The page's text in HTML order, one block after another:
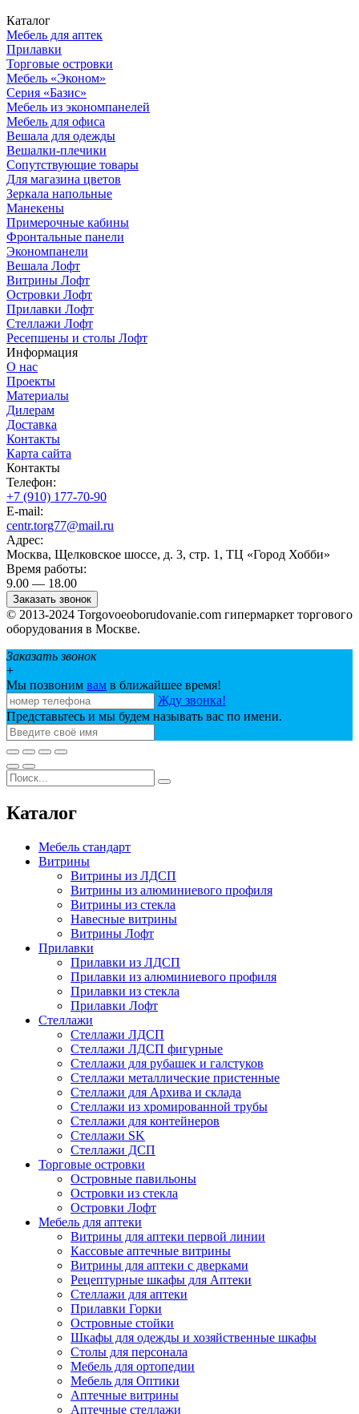
Каталог
Мебель для аптек
Прилавки
Торговые островки
Мебель «Эконом»
Серия «Базис»
Мебель из экономпанелей
Мебель для офиса
Вешала для одежды
Вешалки-плечики
Сопутствующие товары
Для магазина цветов
Зеркала напольные
Манекены
Примерочные кабины
Фронтальные панели
Экономпанели
Вешала Лофт
Витрины Лофт
Островки Лофт
Прилавки Лофт
Стеллажи Лофт
Ресепшены и столы Лофт
Информация
О нас
Проекты
Материалы
Дилерам
Доставка
Контакты
Карта сайта
Контакты
Телефон:
+7 (910) 177-70-90
E-mail:
centr.torg77@mail.ru
Адрес:
Москва, Щелковское шоссе, д. 3, стр. 1, ТЦ «Город Хобби»
Время работы:
9.00 — 18.00
Заказать звонок
© 2013-2024 Torgovoeoborudovanie.com гипермаркет торгового
оборудования в Москве.
Заказать звонок
+
Мы позвоним вам в ближайшее время!
Жду звонка!
Представьтесь и мы будем называть вас по имени.
Каталог
Мебель стандарт
Витрины
Витрины из ЛДСП
Витрины из алюминиевого профиля
Витрины из стекла
Навесные витрины
Витрины Лофт
Прилавки
Прилавки из ЛДСП
Прилавки из алюминиевого профиля
Прилавки из стекла
Прилавки Лофт
Стеллажи
Стеллажи ЛДСП
Стеллажи ЛДСП фигурные
Стеллажи для рубашек и галстуков
Стеллажи металлические пристенные
Стеллажи для Архива и склада
Стеллажи из хромированной трубы
Стеллажи для контейнеров
Стеллажи SK
Стеллажи ДСП
Торговые островки
Островные павильоны
Островки из стекла
Островки Лофт
Мебель для аптеки
Витрины для аптеки первой линии
Кассовые аптечные витрины
Витрины для аптеки с дверками
Рецептурные шкафы для Аптеки
Стеллажи для аптеки
Прилавки Горки
Островные стойки
Шкафы для одежды и хозяйственные шкафы
Столы для персонала
Мебель для ортопедии
Мебель для Оптики
Аптечные витрины
Аптечные стеллажи